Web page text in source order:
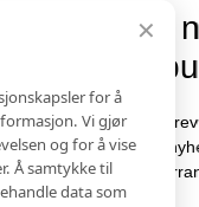
Informasjon
eller retur
Kontakt Oss
Bildebank
Følg Oss
Prislister
✕
for å
Vi gjør
og for å vise
Å samtykke til
data som
og
og hold deg oppdatert!
kampanjer og